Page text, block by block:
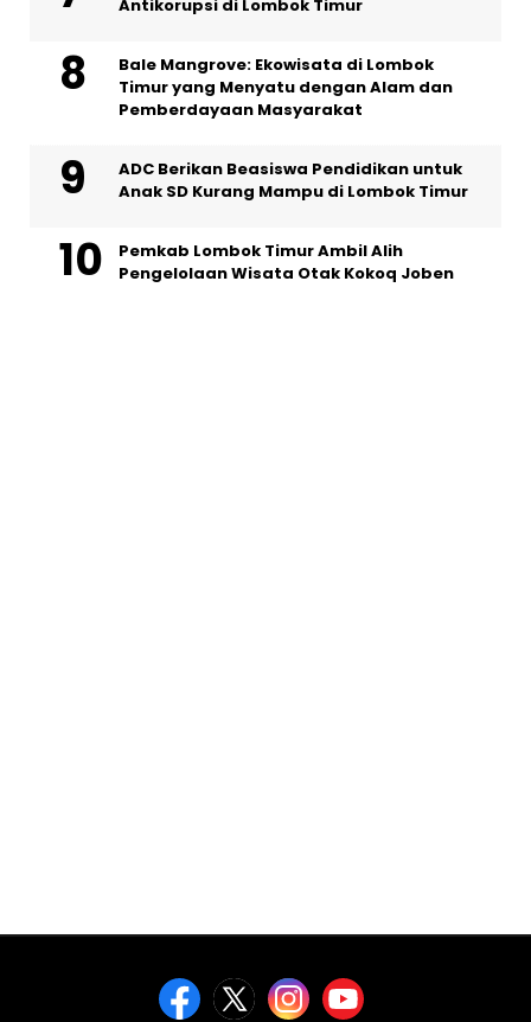
Antikorupsi di Lombok Timur
Bale Mangrove: Ekowisata di Lombok
Timur yang Menyatu dengan Alam dan
Pemberdayaan Masyarakat
ADC Berikan Beasiswa Pendidikan untuk
Anak SD Kurang Mampu di Lombok Timur
Pemkab Lombok Timur Ambil Alih
Pengelolaan Wisata Otak Kokoq Joben